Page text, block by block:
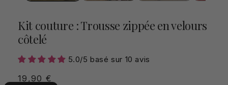
Kit couture : Trousse zippée en velours
côtelé
5.0/5 basé sur 10 avis
Prix
19,90 €